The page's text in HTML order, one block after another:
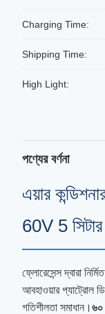
Charging Time:
Shipping Time:
High Light:
পণ্যের বর্ণনা
এয়ার
60V 5
ফ্লোরেসেন্স দ্বারা
আবহাওয়ার প্যাট্রোল
গতিশীলতা সমাধান। ৬০